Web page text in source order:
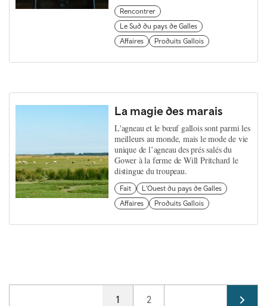
Rencontrer
Le Sud du pays de Galles
Affaires
Produits Gallois
La magie des marais
L'agneau et le bœuf gallois sont parmi les
meilleurs au monde, mais le mode de vie
unique de l’agneau des prés salés du
Gower à la ferme de Will Pritchard le
distingue du troupeau.
Fait
L'Ouest du pays de Galles
Affaires
Produits Gallois
Current page
1 Page
2